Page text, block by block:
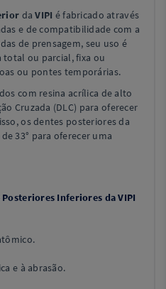
daVIPI é fabricado através
e de compatibilidade com a
de prensagem, seu uso é
ou parcial, fixa ou
ou pontes temporárias.
com resina acrílica de alto
Cruzada (DLC) para oferecer
os dentes posteriores da
33° para oferecer uma
Inferiores da VIPI
e à abrasão.